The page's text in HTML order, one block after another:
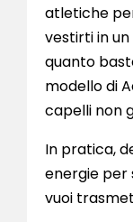
atletiche
vestirti in
quanto
modello di
capelli non
In pratica,
energie per
vuoi